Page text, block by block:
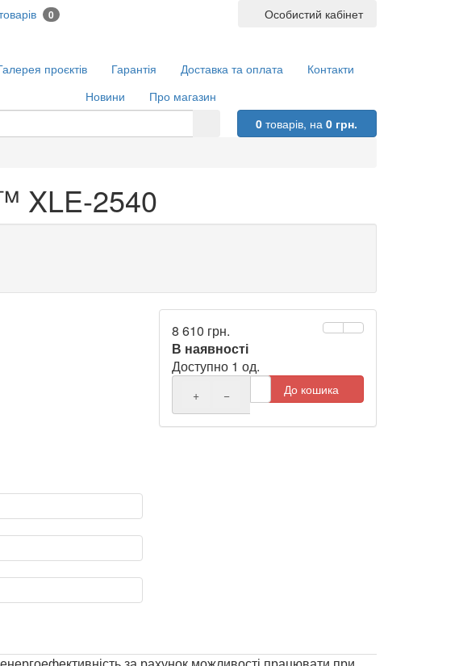
Особистий кабінет
0
проєктів Гарантія Доставка та оплата
Контакти
Новини
Про магазин
0 товарів, на0 грн.
XLE-2540
8 610 грн.
В наявності
Доступно 1 од.
+ − До кошика